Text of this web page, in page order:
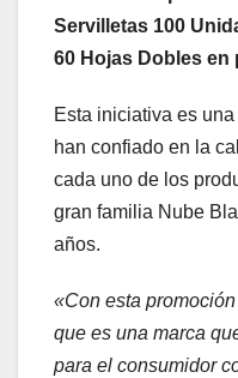
Servilletas 100
60 Hojas Dobles en
Esta iniciativa es
han confiado en la
cada uno de los
gran familia Nube
años.
«Con esta
que es una marca
para el consumidor